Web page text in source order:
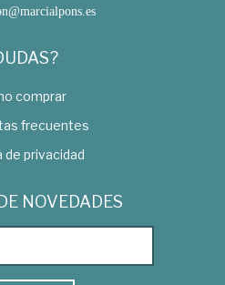
comprar
frecuentes
de privacidad
NOVEDADES